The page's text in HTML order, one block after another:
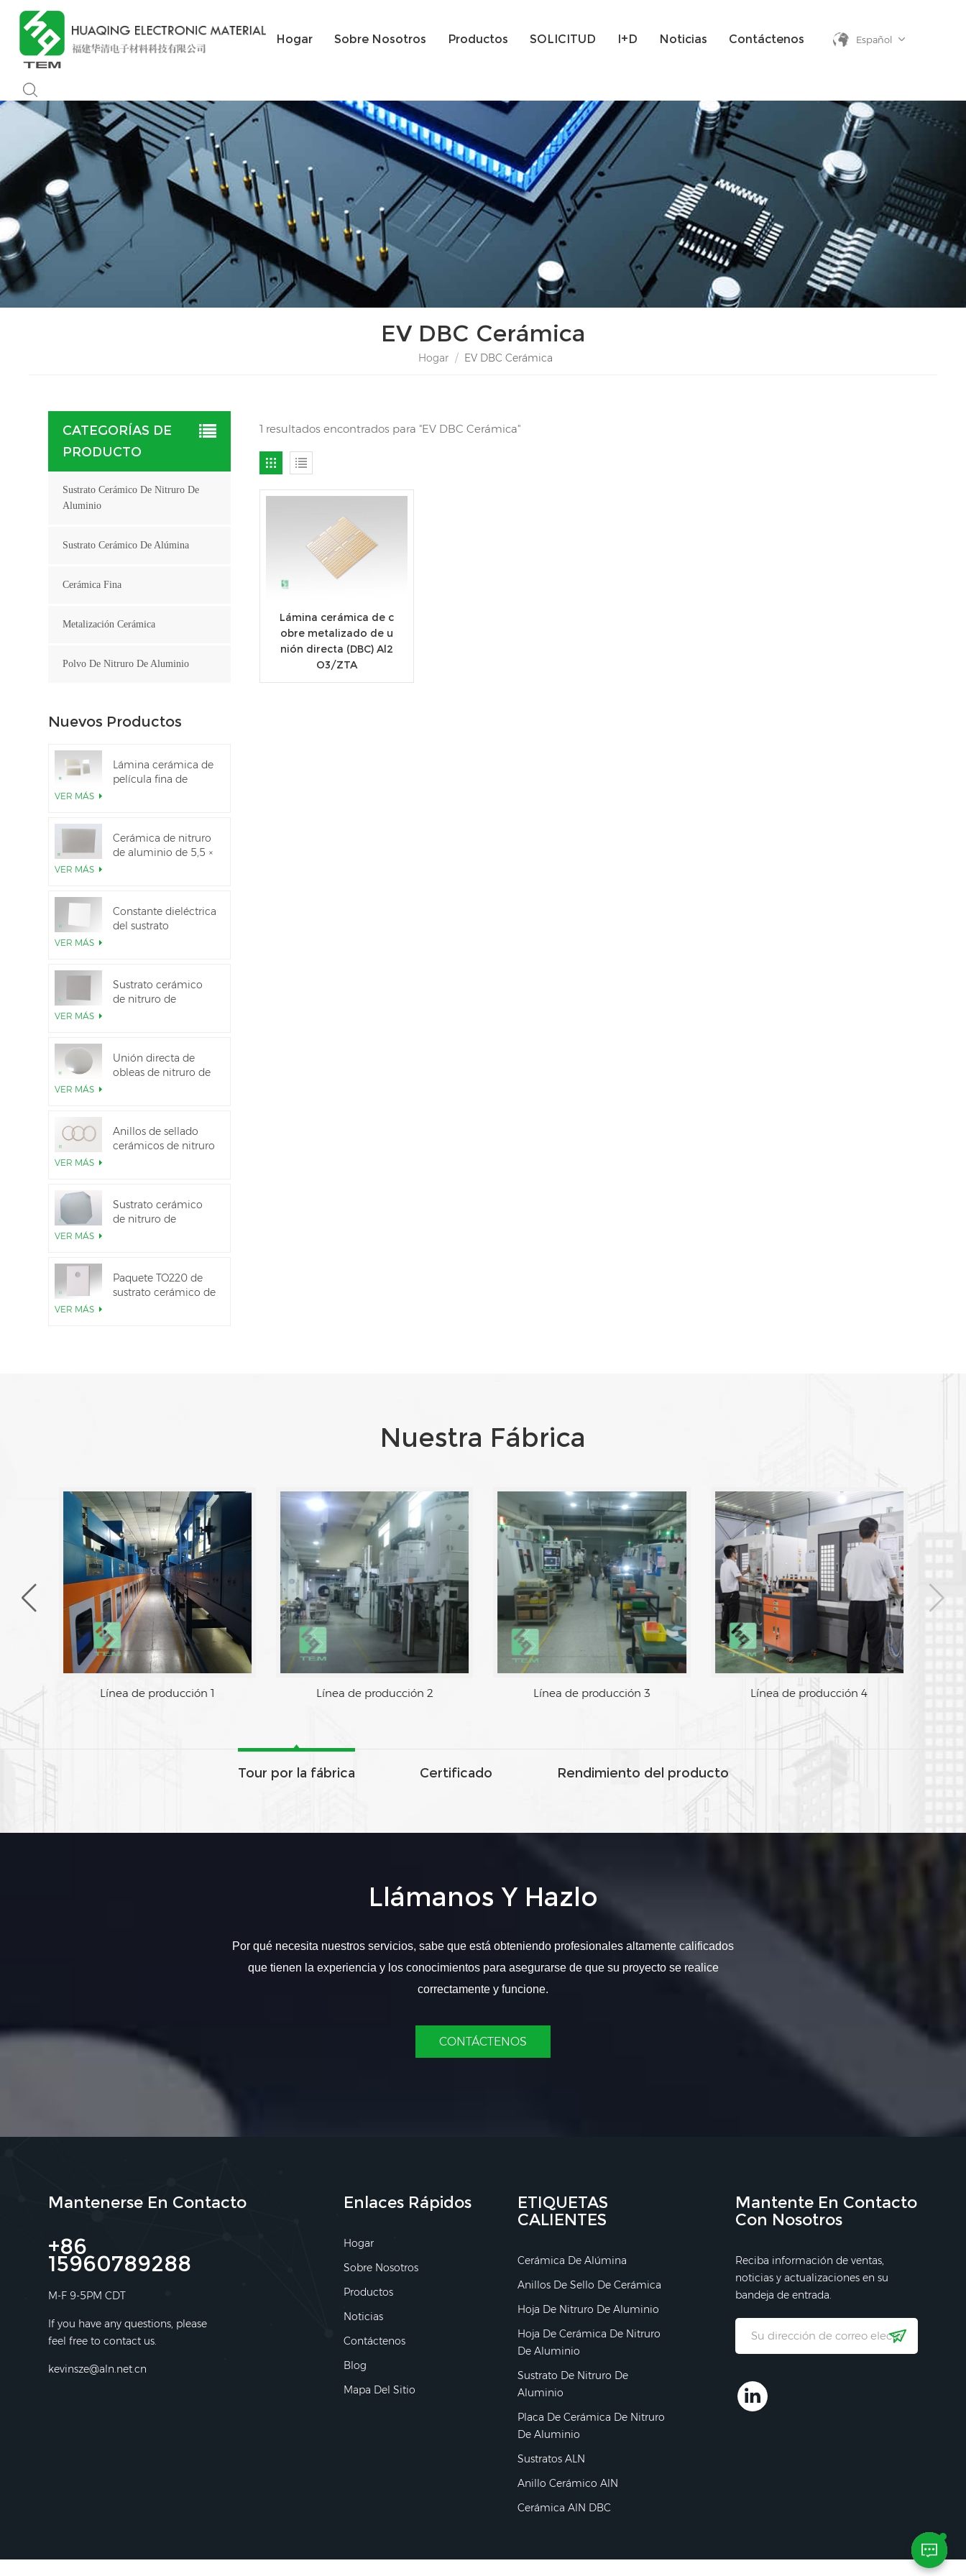
Hogar Sobre Nosotros Productos SOLICITUD I+D Noticias Contáctenos Español
EV DBC Cerámica
Hogar / EV DBC Cerámica
1 resultados encontrados para "EV DBC Cerámica"
Lámina cerámica de c
obre metalizado de u
nión directa (DBC) Al2
O3/ZTA
CATEGORÍAS DE
PRODUCTO
Sustrato Cerámico De Nitruro De
Aluminio
Sustrato Cerámico De Alúmina
Cerámica Fina
Metalización Cerámica
Polvo De Nitruro De Aluminio
Nuevos Productos
Lámina cerámica de
película fina de
VER MÁS
Cerámica de nitruro
de aluminio de 5,5 ×
VER MÁS
Constante dieléctrica
del sustrato
VER MÁS
Sustrato cerámico
de nitruro de
VER MÁS
Unión directa de
obleas de nitruro de
VER MÁS
Anillos de sellado
cerámicos de nitruro
VER MÁS
Sustrato cerámico
de nitruro de
VER MÁS
Paquete TO220 de
sustrato cerámico de
VER MÁS
Nuestra Fábrica
Línea de producción 1 Línea de producción 2 Línea de producción 3 Línea de producción 4
Tour por la fábrica Certificado Rendimiento del producto
Llámanos Y Hazlo
Por qué necesita nuestros servicios, sabe que está obteniendo profesionales altamente calificados
que tienen la experiencia y los conocimientos para asegurarse de que su proyecto se realice
correctamente y funcione.
CONTÁCTENOS
Mantenerse En Contacto
+86
15960789288
M-F 9-5PM CDT
If you have any questions, please
feel free to contact us.
kevinsze@aln.net.cn
Enlaces Rápidos
Hogar
Sobre Nosotros
Productos
Noticias
Contáctenos
Blog
Mapa Del Sitio
ETIQUETAS
CALIENTES
Cerámica De Alúmina
Anillos De Sello De Cerámica
Hoja De Nitruro De Aluminio
Hoja De Cerámica De Nitruro
De Aluminio
Sustrato De Nitruro De
Aluminio
Placa De Cerámica De Nitruro
De Aluminio
Sustratos ALN
Anillo Cerámico AlN
Cerámica AlN DBC
Mantente En Contacto
Con Nosotros
Reciba información de ventas,
noticias y actualizaciones en su
bandeja de entrada.